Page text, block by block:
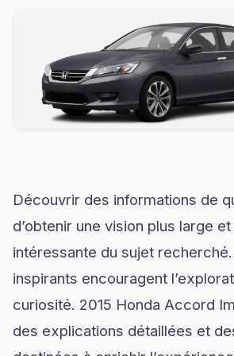
Découvrir des informations de
d’obtenir une vision plus large
intéressante du sujet
inspirants encouragent
curiosité. 2015 Honda Accord
des explications détaillées et